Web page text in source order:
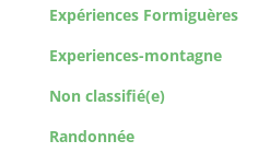
Expériences Formiguères
Experiences-montagne
Non classifié(e)
Randonnée